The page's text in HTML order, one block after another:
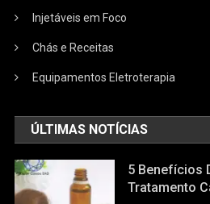
Injetáveis em Foco
Chás e Receitas
Equipamentos Eletroterapia
ÚLTIMAS NOTÍCIAS
5 Benefícios
Tratamento